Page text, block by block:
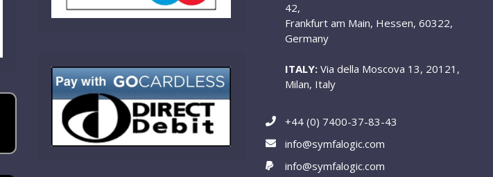
42,
Frankfurt am Main, Hessen, 60322,
Germany
ITALY: Via della Moscova 13, 20121,
Milan, Italy
+44 (0) 7400-37-83-43
info@symfalogic.com
info@symfalogic.com